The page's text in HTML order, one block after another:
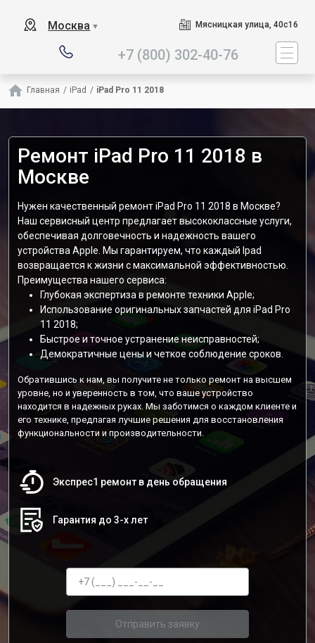
Москва ▼ Мясницкая улица, 40с16
+7 (800) 302-40-76
Главная / iPad / iPad Pro 11 2018
Ремонт iPad Pro 11 2018 в
Москве
Нужен качественный ремонт iPad Pro 11 2018 в Москве?
Наш сервисный центр предлагает высококлассные услуги,
обеспечивая долговечность и надежность вашего
устройства Apple. Мы гарантируем, что каждый Ipad
возвращается к жизни с максимальной эффективностью.
Преимущества нашего сервиса:
Глубокая экспертиза в ремонте техники Apple;
Использование оригинальных запчастей для iPad Pro
11 2018;
Быстрое и точное устранение неисправностей;
Демократичные цены и четкое соблюдение сроков.
Обратившись к нам, вы получите не только ремонт на высшем
уровне, но и уверенность в том, что ваше устройство
находится в надежных руках. Мы заботимся о каждом клиенте и
его технике, предлагая лучшие решения для восстановления
функциональности и производительности.
Экспрес1 ремонт в день обращения
Гарантия до 3-х лет
Отправить заявку